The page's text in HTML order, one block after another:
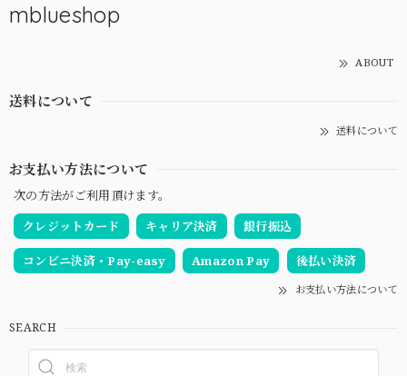
mblueshop
ABOUT
送料について
送料について
お支払い方法について
次の方法がご利用頂けます。
クレジットカード
キャリア決済 銀行振込
コンビニ決済・Pay-easy Amazon Pay 後払い決済
お支払い方法について
SEARCH